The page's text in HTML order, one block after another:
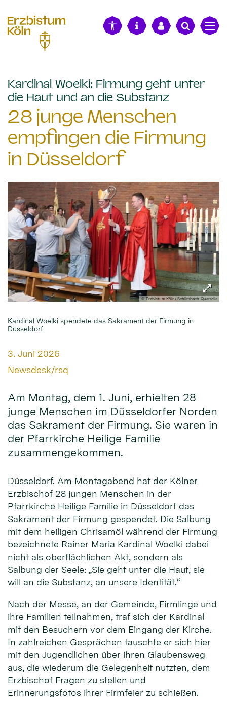
Kardinal Woelki: Firmung geht unter
die Haut und an die Substanz
28 junge Menschen
empfingen die Firmung
in Düsseldorf
© Erzbistum Köln/ Schlimbach-Quarrella
Kardinal Woelki spendete das Sakrament der Firmung in
Düsseldorf
Datum:
3. Juni 2026
Von:
Newsdesk/rsq
Am Montag, dem 1. Juni, erhielten 28
junge Menschen im Düsseldorfer Norden
das Sakrament der Firmung. Sie waren in
der Pfarrkirche Heilige Familie
zusammengekommen.
Düsseldorf. Am Montagabend hat der Kölner
Erzbischof 28 jungen Menschen in der
Pfarrkirche Heilige Familie in Düsseldorf das
Sakrament der Firmung gespendet. Die Salbung
mit dem heiligen Chrisamöl während der Firmung
bezeichnete Rainer Maria Kardinal Woelki dabei
nicht als oberflächlichen Akt, sondern als
Salbung der Seele: „Sie geht unter die Haut, sie
will an die Substanz, an unsere Identität.“
Nach der Messe, an der Gemeinde, Firmlinge und
ihre Familien teilnahmen, traf sich der Kardinal
mit den Besuchern vor dem Eingang der Kirche.
In zahlreichen Gesprächen tauschte er sich hier
mit den Jugendlichen über ihren Glaubensweg
aus, die wiederum die Gelegenheit nutzten, dem
Erzbischof Fragen zu stellen und
Erinnerungsfotos ihrer Firmfeier zu schießen.